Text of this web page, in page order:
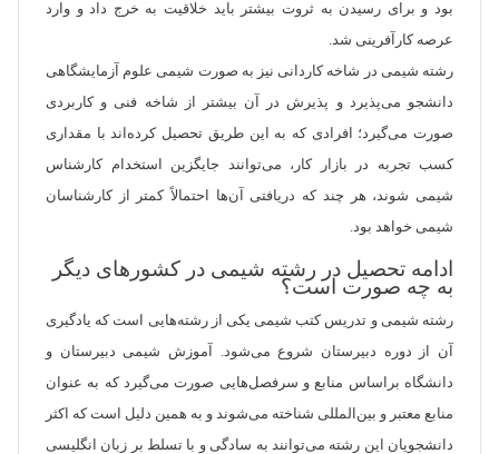
بود و برای رسیدن به ثروت بیشتر باید خلاقیت به خرج داد و وارد
عرصه کارآفرینی شد.
رشته شیمی در شاخه کاردانی نیز به صورت شیمی علوم آزمایشگاهی
دانشجو می‌‏پذیرد و پذیرش در آن بیشتر از شاخه فنی و کاربردی
صورت می‌گیرد؛ افرادی که به این طریق تحصیل کرده‌اند با مقداری
کسب تجربه در بازار کار، می‌‏توانند جایگزین استخدام کارشناس
شیمی شوند، هر چند که دریافتی آن‌ها احتمالاً کمتر از کارشناسان
شیمی خواهد بود.
ادامه تحصیل در رشته شیمی در کشورهای دیگر
به چه صورت است؟
رشته شیمی و تدریس کتب شیمی یکی از رشته‌هایی است که یادگیری
آن از دوره دبیرستان شروع می‌شود. آموزش شیمی دبیرستان و
دانشگاه براساس منابع و سرفصل‌هایی صورت می‌گیرد که به عنوان
منابع معتبر و بین‌المللی شناخته می‌شوند و به همین دلیل است که اکثر
دانشجویان این رشته می‌توانند به سادگی و با تسلط بر زبان انگلیسی